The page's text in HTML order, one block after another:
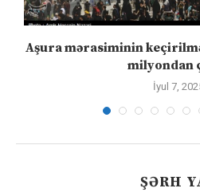
Aşura mərasiminin
milyondan
İyul 7,
ŞƏRH